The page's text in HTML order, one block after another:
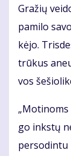
Gra­žių
pa­mi­lo
kė­jo.
trū­kus
vos
go inks­tų
per­so­din­tu